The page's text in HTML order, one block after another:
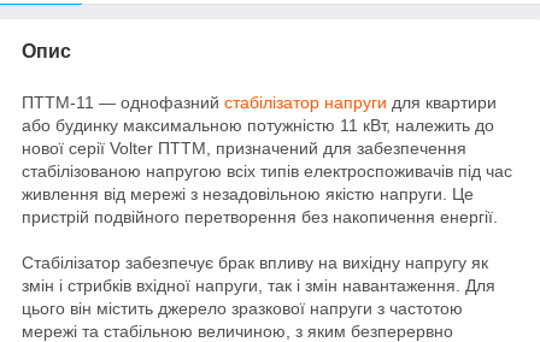
Опис
ПТТМ-11 — однофазний стабілізатор напруги для квартири
або будинку максимальною потужністю 11 кВт, належить до
нової серії Volter ПТТМ, призначений для забезпечення
стабілізованою напругою всіх типів електроспоживачів під час
живлення від мережі з незадовільною якістю напруги. Це
пристрій подвійного перетворення без накопичення енергії.
Стабілізатор забезпечує брак впливу на вихідну напругу як
змін і стрибків вхідної напруги, так і змін навантаження. Для
цього він містить джерело зразкової напруги з частотою
мережі та стабільною величиною, з яким безперервно